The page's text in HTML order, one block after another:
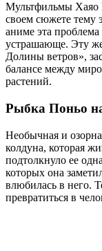
Мультфильмы Хаяо
своем сюжете тему
аниме эта
устрашающе. Эту
Долины ветров»,
балансе между
растений.
Рыбка Поньо
Необычная и
колдуна, которая
подтолкнуло ее
которых она
влюбилась в него.
превратиться в